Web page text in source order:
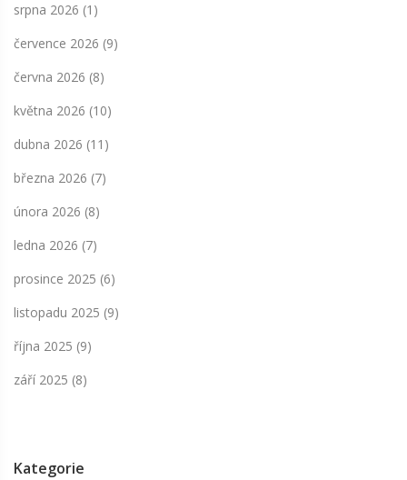
srpna 2026 (1)
července 2026 (9)
června 2026 (8)
května 2026 (10)
dubna 2026 (11)
března 2026 (7)
února 2026 (8)
ledna 2026 (7)
prosince 2025 (6)
listopadu 2025 (9)
října 2025 (9)
září 2025 (8)
Kategorie